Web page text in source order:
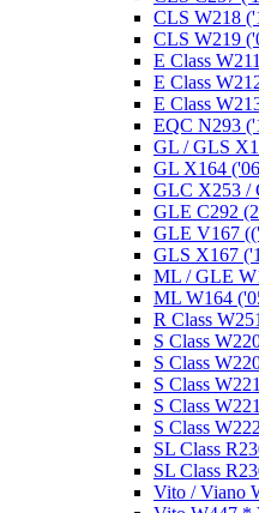
CLS W218
CLS W219
E Class
E Class
E Class
EQC N293
GL / GLS
GL X164
GLC X253 /
GLE C292
GLE V167
GLS X167
ML / GLE
ML W164
R Class
S Class
S Class
S Class
S Class
S Class
SL Class
SL Class
Vito / Viano